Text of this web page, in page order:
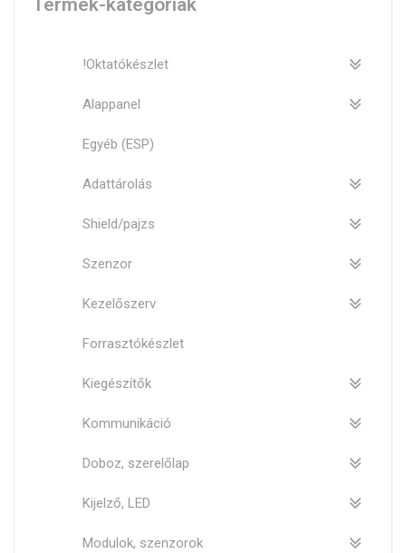
Termék-kategóriák
!Oktatókészlet
Alappanel
Egyéb (ESP)
Adattárolás
Shield/pajzs
Szenzor
Kezelőszerv
Forrasztókészlet
Kiegészítők
Kommunikáció
Doboz, szerelőlap
Kijelző, LED
Modulok, szenzorok